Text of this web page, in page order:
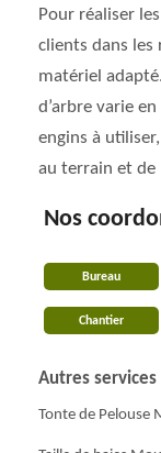
Pour réaliser
clients dans les
matériel
d’arbre varie
engins à
au terrain et
Nos
Bureau
Chantier
Autres services
Tonte de Pelouse